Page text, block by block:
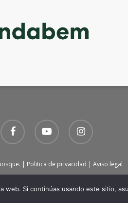
facebook youtube instagram
| Politica de privacidad | Aviso legal
web. Si continúas usando este sitio,